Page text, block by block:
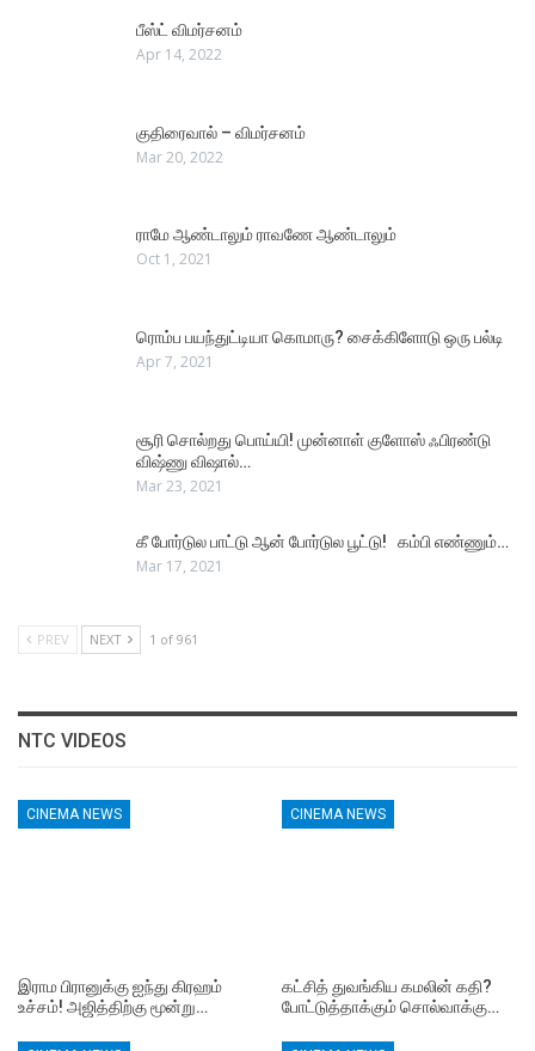
பீஸ்ட் விமர்சனம்
Apr 14, 2022
குதிரைவால் – விமர்சனம்
Mar 20, 2022
ராமே ஆண்டாலும் ராவணே ஆண்டாலும்
Oct 1, 2021
ரொம்ப பயந்துட்டியா கொமாரு? சைக்கிளோடு ஒரு பல்டி
Apr 7, 2021
சூரி சொல்றது பொய்யி! முன்னாள் குளோஸ் ஃபிரண்டு
விஷ்ணு விஷால்…
Mar 23, 2021
கீ போர்டுல பாட்டு ஆன் போர்டுல பூட்டு! கம்பி எண்ணும்…
Mar 17, 2021
PREV NEXT 1 of 961
NTC VIDEOS
CINEMA NEWS
இராம பிரானுக்கு ஐந்து கிரஹம்
உச்சம்! அஜித்திற்கு மூன்று…
CINEMA NEWS
கட்சித் துவங்கிய கமலின் கதி?
போட்டுத்தாக்கும் சொல்வாக்கு…